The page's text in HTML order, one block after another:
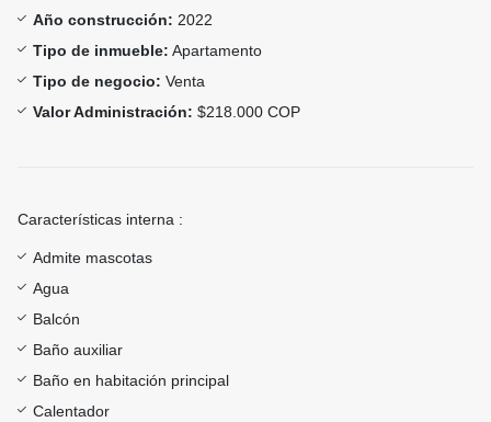
Año construcción: 2022
Tipo de inmueble: Apartamento
Tipo de negocio: Venta
Valor Administración: $218.000 COP
Características interna :
Admite mascotas
Agua
Balcón
Baño auxiliar
Baño en habitación principal
Calentador